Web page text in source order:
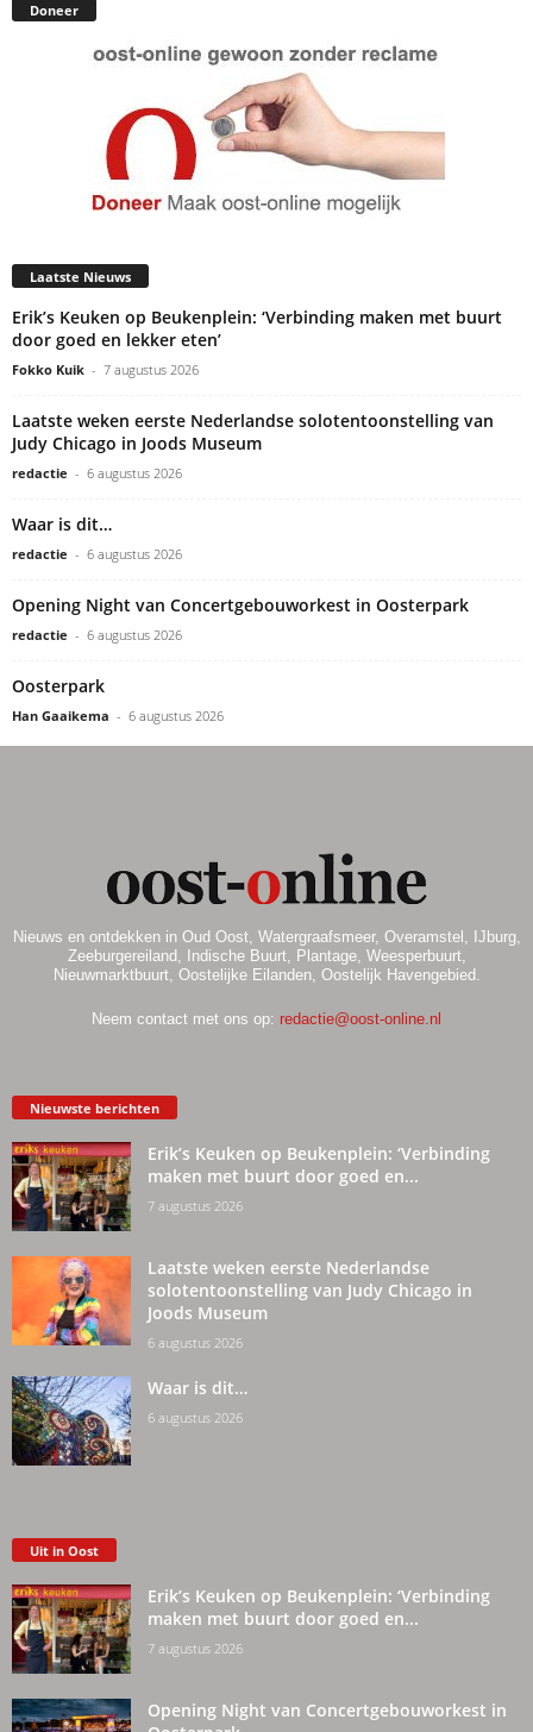
Doneer
Laatste Nieuws
Erik’s Keuken op Beukenplein: ‘Verbinding maken met buurt
door goed en lekker eten’
Fokko Kuik - 7 augustus 2026
Laatste weken eerste Nederlandse solotentoonstelling van
Judy Chicago in Joods Museum
redactie - 6 augustus 2026
Waar is dit…
redactie - 6 augustus 2026
Opening Night van Concertgebouworkest in Oosterpark
redactie - 6 augustus 2026
Oosterpark
Han Gaaikema - 6 augustus 2026
Nieuws en ontdekken in Oud Oost, Watergraafsmeer, Overamstel, IJburg,
Zeeburgereiland, Indische Buurt, Plantage, Weesperbuurt,
Nieuwmarktbuurt, Oostelijke Eilanden, Oostelijk Havengebied.
Neem contact met ons op: redactie@oost-online.nl
Nieuwste berichten
Erik’s Keuken op Beukenplein: ‘Verbinding
maken met buurt door goed en...
7 augustus 2026
Laatste weken eerste Nederlandse
solotentoonstelling van Judy Chicago in
Joods Museum
6 augustus 2026
Waar is dit…
6 augustus 2026
Uit in Oost
Erik’s Keuken op Beukenplein: ‘Verbinding
maken met buurt door goed en...
7 augustus 2026
Opening Night van Concertgebouworkest in